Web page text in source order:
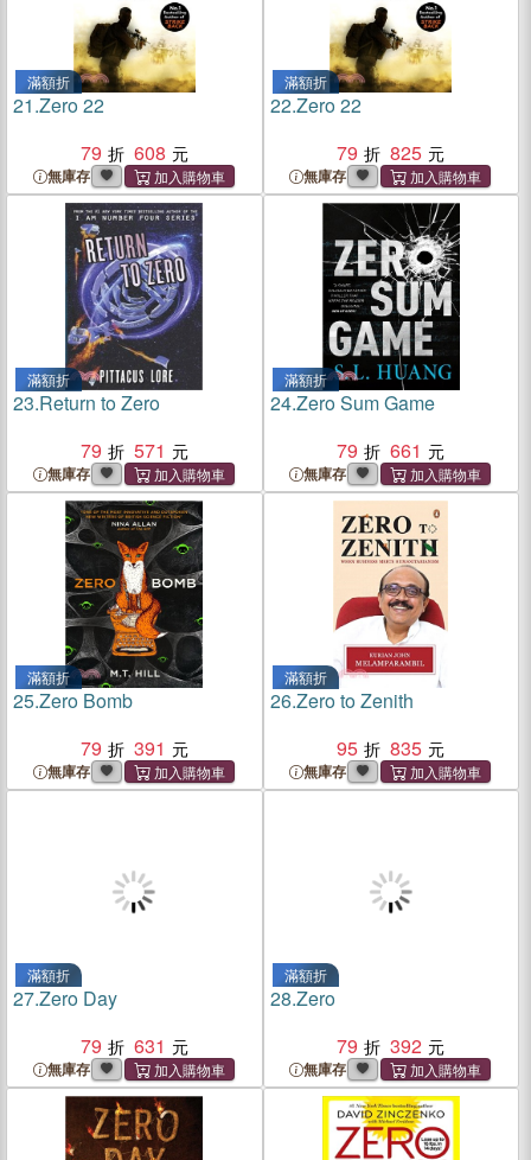
滿額折
21.Zero 22
79
608
無庫存
滿額折
22.Zero 22
79
825
無庫存
滿額折
23.Return to Zero
79
571
無庫存
滿額折
24.Zero Sum Game
79
661
無庫存
滿額折
25.Zero Bomb
79
391
無庫存
滿額折
26.Zero to Zenith
95
835
無庫存
滿額折
27.Zero Day
79
631
無庫存
滿額折
28.Zero
79
392
無庫存